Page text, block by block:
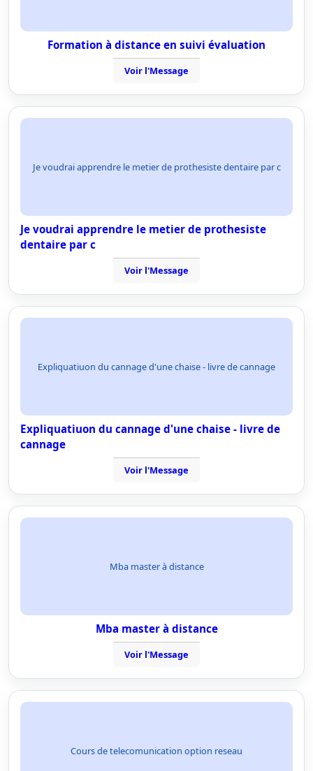
Formation à distance en suivi évaluation
Voir l'Message
Je voudrai apprendre le metier de prothesiste dentaire par c
Je voudrai apprendre le metier de prothesiste
dentaire par c
Voir l'Message
Expliquatiuon du cannage d'une chaise - livre de cannage
Expliquatiuon du cannage d'une chaise - livre de
cannage
Voir l'Message
Mba master à distance
Mba master à distance
Voir l'Message
Cours de telecomunication option reseau